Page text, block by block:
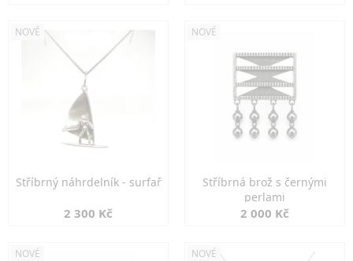
NOVÉ
Stříbrný náhrdelník - surfař
2 300 Kč
NOVÉ
Stříbrná brož s černými
perlami
2 000 Kč
NOVÉ NOVÉ